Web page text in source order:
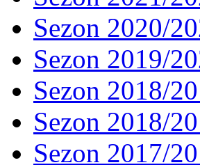
Sezon 2020/
Sezon 2019/
Sezon 2018/
Sezon 2018/
Sezon 2017/